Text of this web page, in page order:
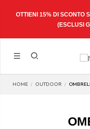
ORDINE CON IL CODICE
HOME OUTDOOR